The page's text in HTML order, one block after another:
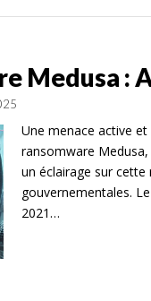
Medusa :
Une menace active
ransomware
un éclairage sur cette
gouvernementales.
2021…